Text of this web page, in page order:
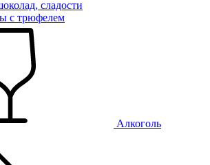
сладости
с трюфелем
Алкоголь